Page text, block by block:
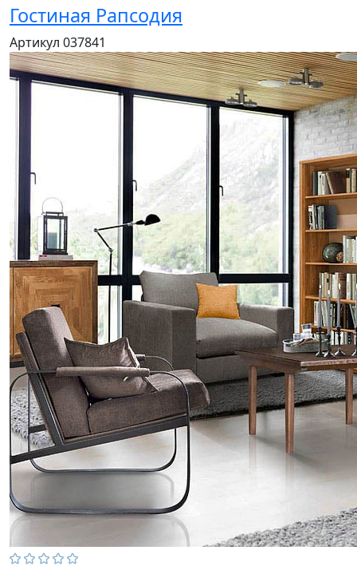
Гостиная Рапсодия
Артикул 037841